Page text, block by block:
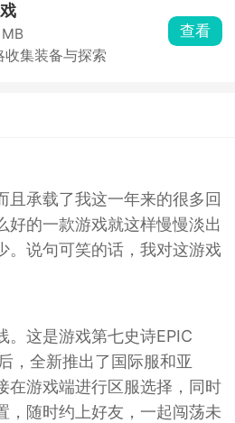
收集装备与探索
查看
且承载了我这一年来的很多回
好的一款游戏就这样慢慢淡出
。说句可笑的话，我对这游戏
。这是游戏第七史诗EPIC
，全新推出了国际服和亚
在游戏端进行区服选择，同时
，随时约上好友，一起闯荡未